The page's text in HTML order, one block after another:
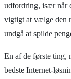
udfordring, især når
vigtigt at vælge den
undgå at spilde
En af de første ting,
bedste Internet-